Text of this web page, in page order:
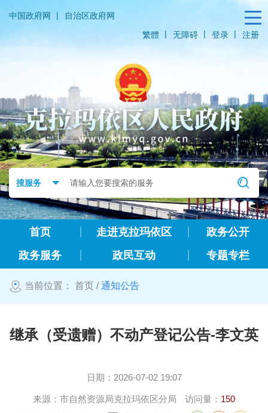
中国政府网 |
自治区政府网
繁體
| 无障碍 | 登录 | 注册
首页 走进克拉玛依区
政务公开
政务服务
政民互动 专题专栏
当前位置： 首页 /通知公告
继承（受遗赠）不动产登记公告-李文英
日期： 2026-07-02 19:07
来源： 市自然资源局克拉玛依区分局 访问量： 150